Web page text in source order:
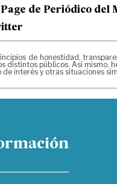
de Periódico del
de honestidad,
públicos. Así mismo,
interés y otras situaciones